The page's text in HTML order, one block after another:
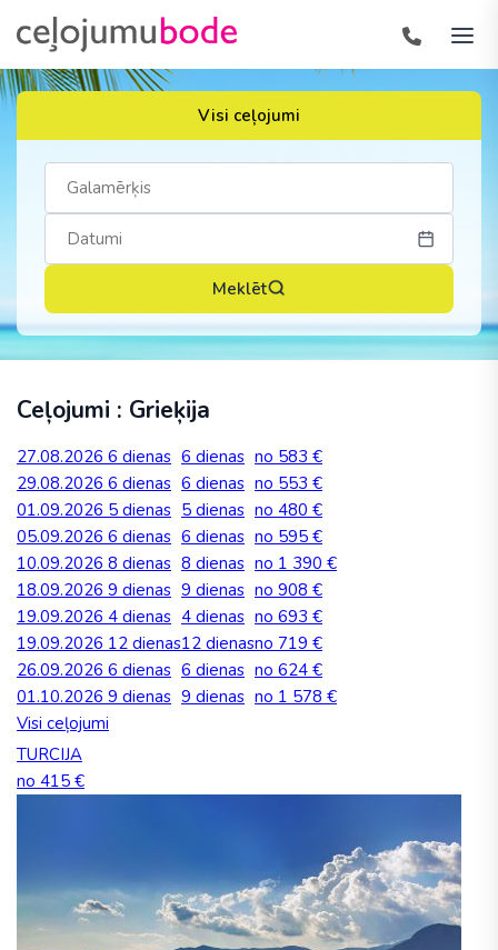
Visi ceļojumi
Meklēt
Ceļojumi : Grieķija
27.08.2026 6 dienas 6 dienas no 583 €
29.08.2026 6 dienas 6 dienas no 553 €
01.09.2026 5 dienas 5 dienas no 480 €
05.09.2026 6 dienas 6 dienas no 595 €
10.09.2026 8 dienas 8 dienas no 1 390 €
18.09.2026 9 dienas 9 dienas no 908 €
19.09.2026 4 dienas 4 dienas no 693 €
19.09.2026 12 dienas12 dienasno 719 €
26.09.2026 6 dienas 6 dienas no 624 €
01.10.2026 9 dienas 9 dienas no 1 578 €
Visi ceļojumi
TURCIJA
no 415 €